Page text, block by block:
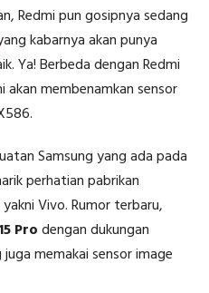
Redmi pun gosipnya sedang
kabarnya akan punya
Ya! Berbeda dengan Redmi
membenamkan sensor
Samsung yang ada pada
perhatian pabrikan
Vivo. Rumor terbaru,
Prodengan dukungan
memakai sensor image